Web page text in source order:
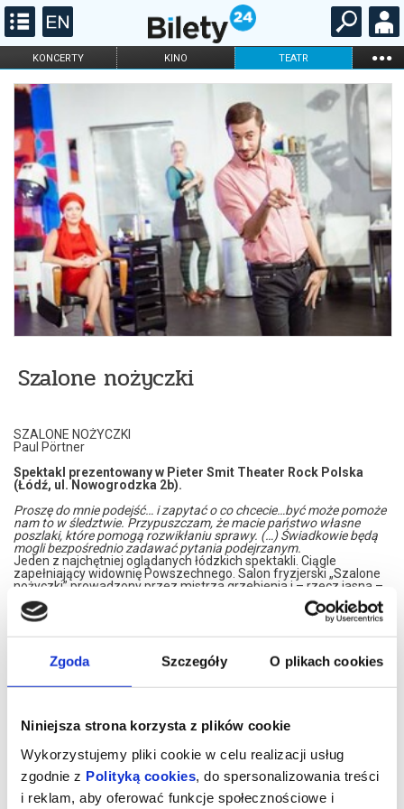
Zgoda Szczegóły O plikach cookies
Niniejsza strona korzysta z plików cookie
Wykorzystujemy pliki cookie w celu realizacji usług
zgodnie z Polityką cookies , do spersonalizowania treści
i reklam, aby oferować funkcje społecznościowe i
KONCERTY KINO TEATR ...
FILHARMONIA OPERA I BALET
DLA DZIECI
KARNETY
Szalone nożyczki
SZALONE NOŻYCZKI
Paul Pörtner
Spektakl prezentowany w Pieter Smit Theater Rock Polska
(Łódź, ul. Nowogrodzka 2b).
Proszę do mnie podejść… i zapytać o co chcecie…być może pomoże
nam to w śledztwie. Przypuszczam, że macie państwowłasne
poszlaki, które pomogą rozwikłaniu sprawy. (…) Świadkowie będą
mogli bezpośrednio zadawać pytania podejrzanym.
Jeden z najchętniej oglądanych łódzkich spektakli. Ciągle
zapełniający widownię Powszechnego. Salon fryzjerski „Szalone
nożyczki” prowadzony przez mistrza grzebienia i – rzecz jasna –
nożyczek, Ola Boskiego odwiedziło już ponad 240.000 osób. Salon
słynie z doskonałej obsługi i profesjonalnych usług, niestety na
jego nienaruszonej reputacji pojawia się skaza – morderstwo w
sąsiadującym z salonem mieszkaniu dokonane przez nieznanego
klienci. I tu do akcji wkraczają… Widzowie. To Państwo biorąc
dzielni policjanci mogą odtworzyć feralne zdarzenie z
Doskonale bawią się i widzowie, i aktorzy na scenie. Doskonałe
dialogi i fantastyczna gra aktorów doprowadzają wszystkich do
bólów brzucha. Naturalnie ze śmiechu!(Wiadomości Dnia)
Paul Pörtner- urodził się w 1925 r w Wuppertalu, studiował
germanistykę, romanistykę i filozofię; od 1958 roku do śmierci
mieszkał w Szwajcarii; był pisarzem, badaczem zjawisk
kulturowych, reżyserem, kierował zespołem aktorskim, był